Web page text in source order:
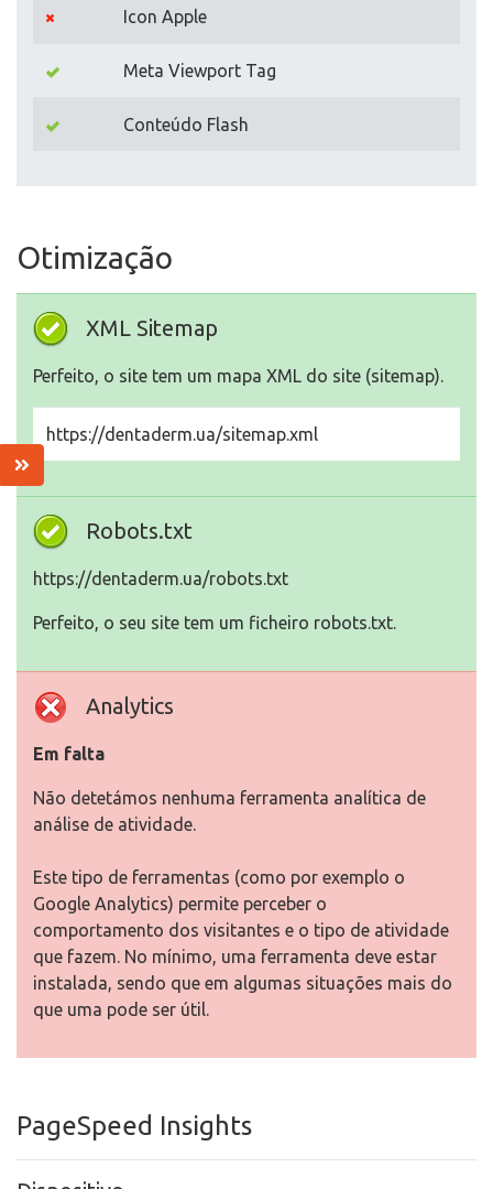
Icon Apple
Meta Viewport Tag
Conteúdo Flash
Otimização
XML Sitemap
Perfeito, o site tem um mapa XML do site (sitemap).
https://dentaderm.ua/sitemap.xml
Robots.txt
https://dentaderm.ua/robots.txt
Perfeito, o seu site tem um ficheiro robots.txt.
Analytics
Em falta
Não detetámos nenhuma ferramenta analítica de
análise de atividade.
Este tipo de ferramentas (como por exemplo o
Google Analytics) permite perceber o
comportamento dos visitantes e o tipo de atividade
que fazem. No mínimo, uma ferramenta deve estar
instalada, sendo que em algumas situações mais do
que uma pode ser útil.
PageSpeed Insights